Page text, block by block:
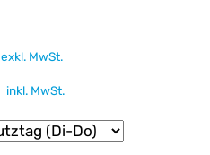
exkl. MwSt.
inkl. MwSt.